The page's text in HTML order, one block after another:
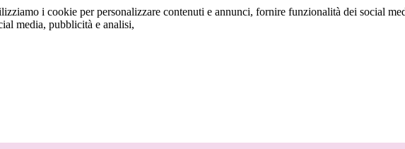
i cookie per personalizzare contenuti e annunci, fornire funzionalità dei social
media, pubblicità e analisi,